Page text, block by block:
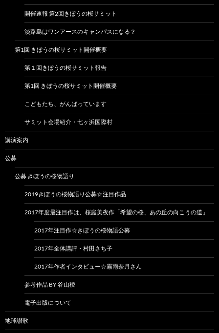
開催速報 第2回きぼうの桜サミット
淡路島はワンアースのキャンパスになる？
第1回 きぼうの桜サミット開催概要
第１回きぼうの桜サミット報告
第1回 きぼうの桜サミット開催概要
こどもたち、がんばっています
サミット会場紹介・七ヶ浜国際村
講演案内
公募
公募 きぼうの桜物語り
2019きぼうの桜物語り公募☆注目作品
2017年度最注目作は、桜庭美夜作「希望の桜、あの丘の向こうの道」
2017年注目作☆きぼうの桜物語公募
2017年全体講評・村田さち子
2017年作者インタビュー☆霧雨奈月さん
参考作品 BY 谷山稜
電子出版について
地球讃歌